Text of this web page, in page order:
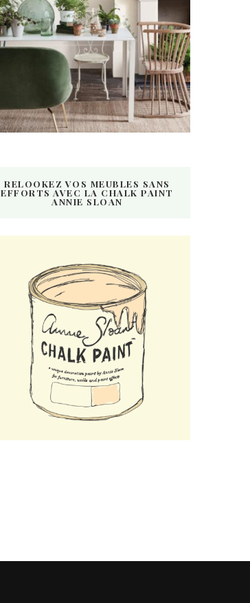
RELOOKEZ VOS MEUBLES SANS
EFFORTS AVEC LA CHALK PAINT
ANNIE SLOAN